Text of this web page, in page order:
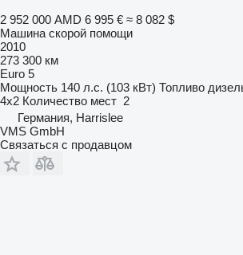
2 952 000 AMD 6 995 € ≈ 8 082 $
Машина скорой помощи
2010
273 300 км
Euro 5
Мощность 140 л.с. (103 кВт) Топливо
4x2 Количество мест 2
Германия, Harrislee
VMS GmbH
Связаться с продавцом